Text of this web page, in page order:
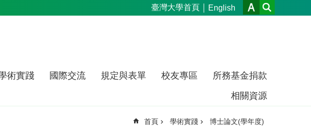
臺灣大學首頁 English
術實踐 國際交流 規定與表單 校友專區
所務基金捐款
相關資源
首頁 學術實踐 博士論文(學年度)